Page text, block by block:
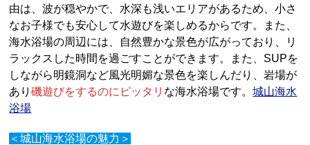
由は、波が穏やかで、水深も浅いエリアがあるため、小さ
なお子様でも安心して水遊びを楽しめるからです。また、
海水浴場の周辺には、自然豊かな景色が広がっており、リ
ラックスした時間を過ごすことができます。また、SUPを
しながら明鏡洞など風光明媚な景色を楽しんだり、岩場が
あり磯遊びをするのにピッタリ な海水浴場です。城山海水
浴場
＜城山海水浴場の魅力＞